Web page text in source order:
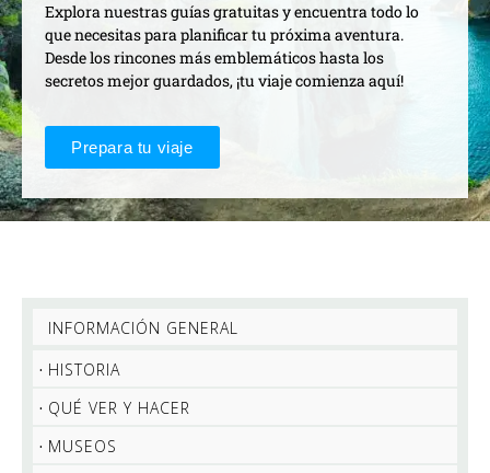
Explora nuestras guías gratuitas y encuentra todo lo
que necesitas para planificar tu próxima aventura.
Desde los rincones más emblemáticos hasta los
secretos mejor guardados, ¡tu viaje comienza aquí!
Prepara tu viaje
INFORMACIÓN GENERAL
HISTORIA
QUÉ VER Y HACER
MUSEOS